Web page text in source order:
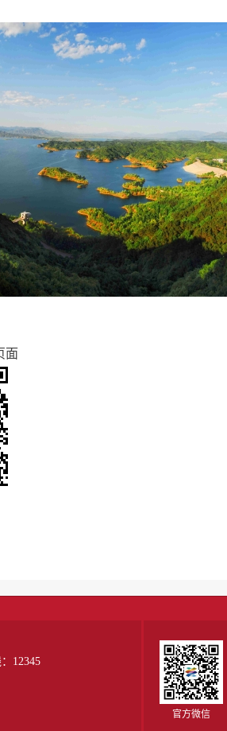
面
12345
官方微信